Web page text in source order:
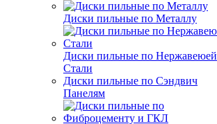
Диски пильные по Металлу
Диски пильные по Нержавеюей
Стали
Диски пильные по Сэндвич
Панелям